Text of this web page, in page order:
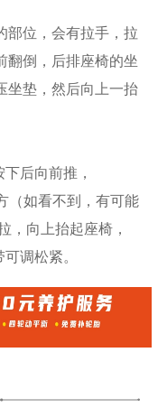
部位，会有拉手，拉
翻倒，后排座椅的坐
坐垫，然后向上一抬
后向前推，
（如看不到，有可能
，向上抬起座椅，
调松紧。